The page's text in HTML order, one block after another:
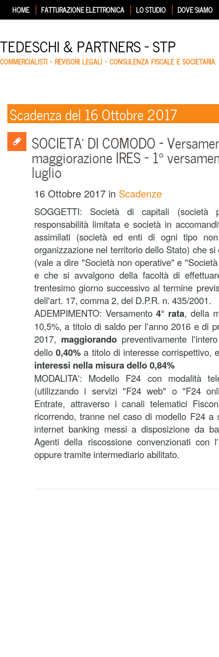
HOME FATTURAZIONE ELETTRONICA LO STUDIO DOVE SIAMO
TEDESCHI & PARTNERS – STP
COMMERCIALISTI – REVISORI LEGALI – CONSULENZA FISCALE E SOCIETARIA
Scadenza del 16 Ottobre 2017
SOCIETA’ DI COMODO –
maggiorazione IRES – 1°
luglio
16 Ottobre 2017 in Scadenze
SOGGETTI: Società di capitali
responsabilità limitata e società in
assimilati (società ed enti di ogni tipo
organizzazione nel territorio dello Stato) che
(vale a dire "Società non operative" e
e che si avvalgono della facoltà di
trentesimo giorno successivo al termine
dell'art. 17, comma 2, del D.P.R. n. 435/2001.
ADEMPIMENTO: Versamento4° rata, della
10,5%, a titolo di saldo per l'anno 2016 e di
2017, maggiorando preventivamente
dello0,40% a titolo di interesse corrispettivo,
interessi nella misura dello 0,84%
MODALITA': Modello F24 con modalità
(utilizzando i servizi "F24 web" o "F24
Entrate, attraverso i canali telematici
ricorrendo, tranne nel caso di modello F24
internet banking messi a disposizione da
Agenti della riscossione convenzionati con
oppure tramite intermediario abilitato.